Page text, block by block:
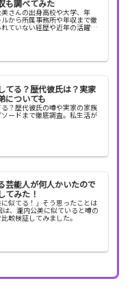
も調べてみた
さんの出身高校や大学、年
から所属事務所や年収まで徹
ていない経歴や近年の活躍も
てる？歴代彼氏は？実家
についても
？歴代彼氏の噂や実家の家族
ードまで徹底調査。私生活が
芸能人が何人かいたので
てみた！
に似てる！」そう思ったことは
は、瀧内公美に似ていると噂の
較検証してみました。